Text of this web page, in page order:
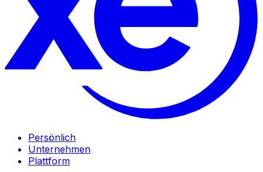
Persönlich
Unternehmen
Plattform